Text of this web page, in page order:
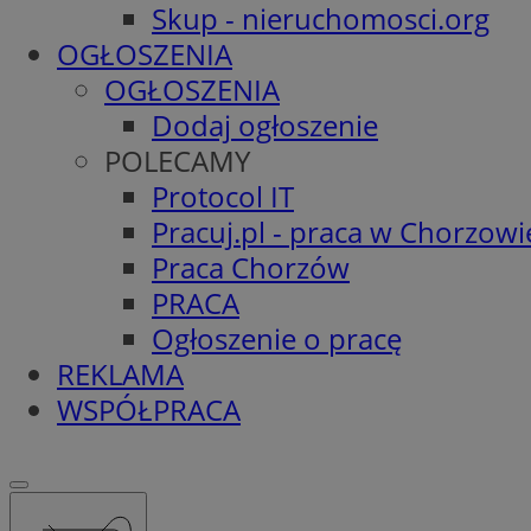
Skup - nieruchomosci.org
OGŁOSZENIA
OGŁOSZENIA
Dodaj ogłoszenie
POLECAMY
Protocol IT
Pracuj.pl - praca w
Praca Chorzów
PRACA
Ogłoszenie o pracę
REKLAMA
WSPÓŁPRACA